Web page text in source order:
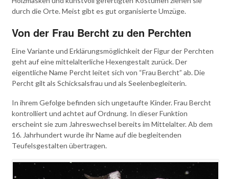
durch die Orte. Meist gibt es gut organisierte Umzüge.
Von der Frau Bercht zu den Perchten
Eine Variante und Erklärungsmöglichkeit der Figur der Perchten
geht auf eine mittelalterliche Hexengestalt zurück. Der
eigentliche Name Percht leitet sich von “Frau Bercht” ab. Die
Percht gilt als Schicksalsfrau und als Seelenbegleiterin.
In ihrem Gefolge befinden sich ungetaufte Kinder. Frau Bercht
kontrolliert und achtet auf Ordnung. In dieser Funktion
erscheint sie zum Jahreswechsel bereits im Mittelalter. Ab dem
16. Jahrhundert wurde ihr Name auf die begleitenden
Teufelsgestalten übertragen.